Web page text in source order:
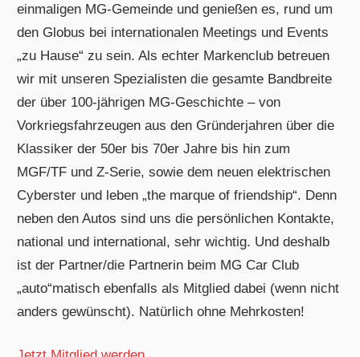
einmaligen MG-Gemeinde und genießen es, rund um
den Globus bei internationalen Meetings und Events
„zu Hause“ zu sein. Als echter Markenclub betreuen
wir mit unseren Spezialisten die gesamte Bandbreite
der über 100-jährigen MG-Geschichte – von
Vorkriegsfahrzeugen aus den Gründerjahren über die
Klassiker der 50er bis 70er Jahre bis hin zum
MGF/TF und Z-Serie, sowie dem neuen elektrischen
Cyberster und leben „the marque of friendship“. Denn
neben den Autos sind uns die persönlichen Kontakte,
national und international, sehr wichtig. Und deshalb
ist der Partner/die Partnerin beim MG Car Club
„auto“matisch ebenfalls als Mitglied dabei (wenn nicht
anders gewünscht). Natürlich ohne Mehrkosten!